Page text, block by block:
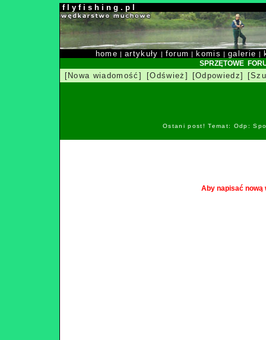
f l y f i s h i n g . p l
home |artykuły | forum | komis |galerie |
SPRZĘTOWE
[Nowa wiadomość] [Odśwież] [Odpowiedz]
Ostani post! Temat: Odp:
Aby napisać nową